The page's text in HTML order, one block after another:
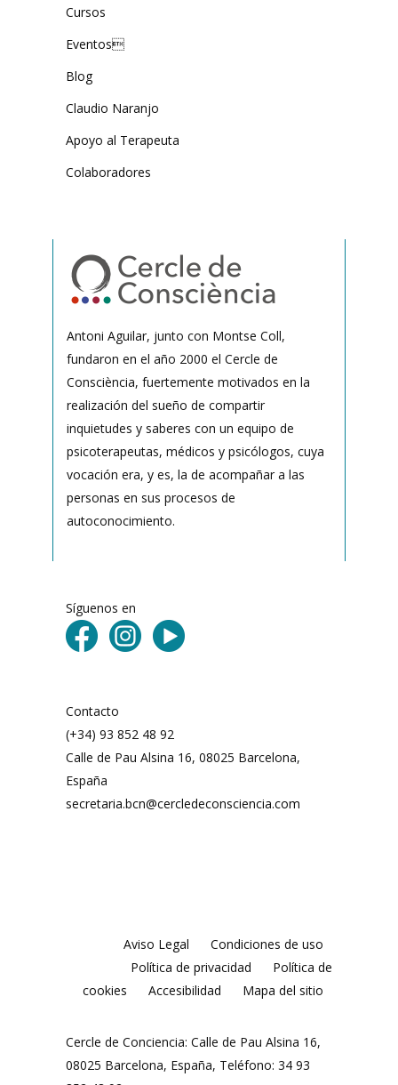
Cursos
Eventos
Blog
Claudio Naranjo
Apoyo al Terapeuta
Colaboradores
Antoni Aguilar, junto con Montse Coll,
fundaron en el año 2000 el Cercle de
Consciència, fuertemente motivados en la
realización del sueño de compartir
inquietudes y saberes con un equipo de
psicoterapeutas, médicos y psicólogos, cuya
vocación era, y es, la de acompañar a las
personas en sus procesos de
autoconocimiento.
Síguenos en
Contacto
(+34) 93 852 48 92
Calle de Pau Alsina 16, 08025 Barcelona,
España
secretaria.bcn@cercledeconsciencia.com
Aviso Legal
Condiciones de uso
Política de privacidad
Política de
cookies
Accesibilidad Mapa del sitio
Cercle de Conciencia: Calle de Pau Alsina 16,
08025 Barcelona, España, Teléfono: 34 93